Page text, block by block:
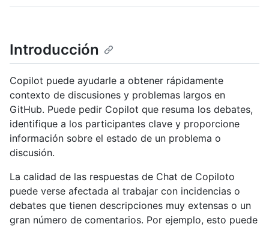
Introducción
Copilot puede ayudarle a obtener rápidamente
contexto de discusiones y problemas largos en
GitHub. Puede pedir Copilot que resuma los debates,
identifique a los participantes clave y proporcione
información sobre el estado de un problema o
discusión.
La calidad de las respuestas de Chat de Copiloto
puede verse afectada al trabajar con incidencias o
debates que tienen descripciones muy extensas o un
gran número de comentarios. Por ejemplo, esto puede